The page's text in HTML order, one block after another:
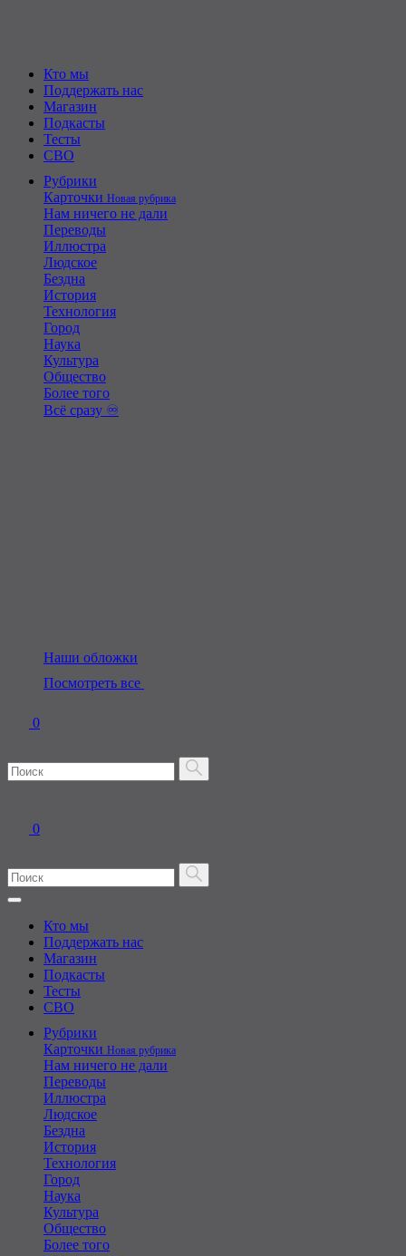
Кто мы
Поддержать нас
Магазин
Подкасты
Тесты
СВО
Рубрики
Карточки Новая рубрика
Нам ничего не дали
Переводы
Иллюстра
Людское
Бездна
История
Технология
Город
Наука
Культура
Общество
Более того
Всё сразу ♾️
Наши обложки
Посмотреть все
0
0
Кто мы
Поддержать нас
Магазин
Подкасты
Тесты
СВО
Рубрики
Карточки Новая рубрика
Нам ничего не дали
Переводы
Иллюстра
Людское
Бездна
История
Технология
Город
Наука
Культура
Общество
Более того